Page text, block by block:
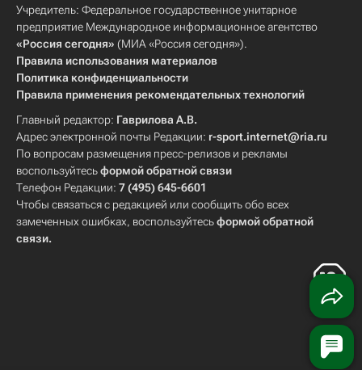
Учредитель: Федеральное государственное унитарное
предприятие Международное информационное агентство
«Россия сегодня» (МИА «Россия сегодня»).
Правила использования материалов
Политика конфиденциальности
Правила применения рекомендательных технологий
Главный редактор: Гаврилова А.В.
Адрес электронной почты Редакции: r-sport.internet@ria.ru
По вопросам размещения пресс-релизов и рекламы
воспользуйтесьформой обратной связи
Телефон Редакции: 7 (495) 645-6601
Чтобы связаться с редакцией или сообщить обо всех
замеченных ошибках, воспользуйтесьформой обратной
связи.